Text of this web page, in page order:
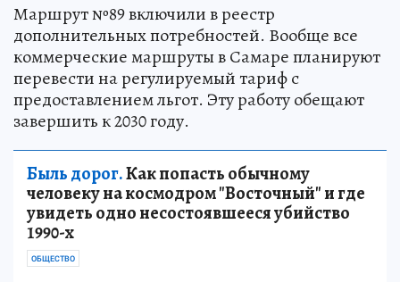
Маршрут №89 включили в реестр
дополнительных потребностей. Вообще все
коммерческие маршруты в Самаре планируют
перевести на регулируемый тариф с
предоставлением льгот. Эту работу обещают
завершить к 2030 году.
Быль дорог.Как попасть обычному
человеку на космодром "Восточный" и где
увидеть одно несостоявшееся убийство
1990-х
ОБЩЕСТВО